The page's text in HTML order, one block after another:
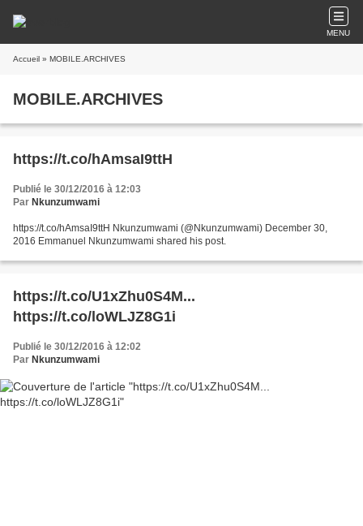
MENU
Accueil » MOBILE.ARCHIVES
MOBILE.ARCHIVES
https://t.co/hAmsaI9ttH
Publié le 30/12/2016 à 12:03
Par Nkunzumwami
https://t.co/hAmsaI9ttH Nkunzumwami (@Nkunzumwami) December 30,
2016 Emmanuel Nkunzumwami shared his post.
https://t.co/U1xZhu0S4M...
https://t.co/loWLJZ8G1i
Publié le 30/12/2016 à 12:02
Par Nkunzumwami